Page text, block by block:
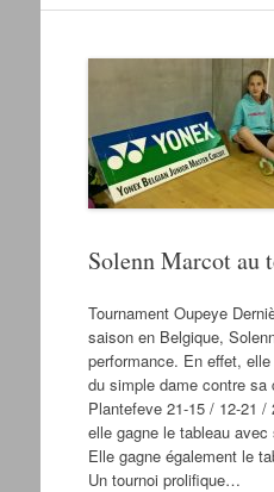
Solenn Marcot au
Tournament Oupeye
saison en Belgique,
performance. En effet,
du simple dame contre sa
Plantefeve 21-15 / 12-21
elle gagne le tableau
Elle gagne également le
Un tournoi prolifique…